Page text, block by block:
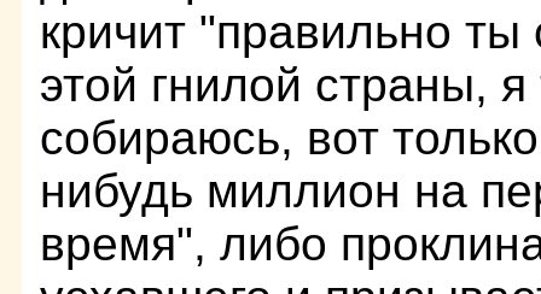
кричит "правильно ты
этой гнилой страны,
собираюсь, вот
нибудь миллион на
время", либо